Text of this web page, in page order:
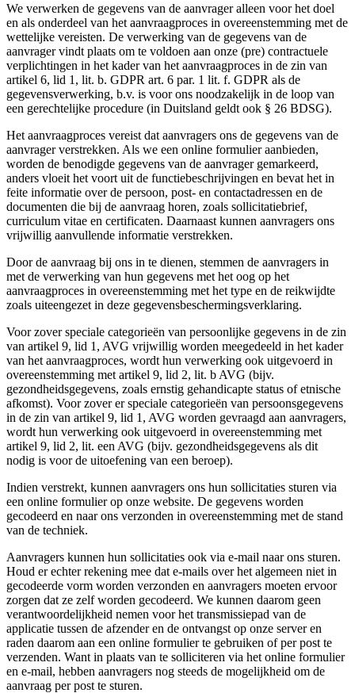
We verwerken de gegevens van de aanvrager alleen voor het doel
en als onderdeel van het aanvraagproces in overeenstemming met de
wettelijke vereisten. De verwerking van de gegevens van de
aanvrager vindt plaats om te voldoen aan onze (pre) contractuele
verplichtingen in het kader van het aanvraagproces in de zin van
artikel 6, lid 1, lit. b. GDPR art. 6 par. 1 lit. f. GDPR als de
gegevensverwerking, b.v. is voor ons noodzakelijk in de loop van
een gerechtelijke procedure (in Duitsland geldt ook § 26 BDSG).
Het aanvraagproces vereist dat aanvragers ons de gegevens van de
aanvrager verstrekken. Als we een online formulier aanbieden,
worden de benodigde gegevens van de aanvrager gemarkeerd,
anders vloeit het voort uit de functiebeschrijvingen en bevat het in
feite informatie over de persoon, post- en contactadressen en de
documenten die bij de aanvraag horen, zoals sollicitatiebrief,
curriculum vitae en certificaten. Daarnaast kunnen aanvragers ons
vrijwillig aanvullende informatie verstrekken.
Door de aanvraag bij ons in te dienen, stemmen de aanvragers in
met de verwerking van hun gegevens met het oog op het
aanvraagproces in overeenstemming met het type en de reikwijdte
zoals uiteengezet in deze gegevensbeschermingsverklaring.
Voor zover speciale categorieën van persoonlijke gegevens in de zin
van artikel 9, lid 1, AVG vrijwillig worden meegedeeld in het kader
van het aanvraagproces, wordt hun verwerking ook uitgevoerd in
overeenstemming met artikel 9, lid 2, lit. b AVG (bijv.
gezondheidsgegevens, zoals ernstig gehandicapte status of etnische
afkomst). Voor zover er speciale categorieën van persoonsgegevens
in de zin van artikel 9, lid 1, AVG worden gevraagd aan aanvragers,
wordt hun verwerking ook uitgevoerd in overeenstemming met
artikel 9, lid 2, lit. een AVG (bijv. gezondheidsgegevens als dit
nodig is voor de uitoefening van een beroep).
Indien verstrekt, kunnen aanvragers ons hun sollicitaties sturen via
een online formulier op onze website. De gegevens worden
gecodeerd en naar ons verzonden in overeenstemming met de stand
van de techniek.
Aanvragers kunnen hun sollicitaties ook via e-mail naar ons sturen.
Houd er echter rekening mee dat e-mails over het algemeen niet in
gecodeerde vorm worden verzonden en aanvragers moeten ervoor
zorgen dat ze zelf worden gecodeerd. We kunnen daarom geen
verantwoordelijkheid nemen voor het transmissiepad van de
applicatie tussen de afzender en de ontvangst op onze server en
raden daarom aan een online formulier te gebruiken of per post te
verzenden. Want in plaats van te solliciteren via het online formulier
en e-mail, hebben aanvragers nog steeds de mogelijkheid om de
aanvraag per post te sturen.